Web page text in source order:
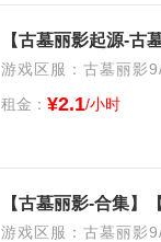
【古墓丽影起源-古
游戏区服：古墓丽影
租金： ¥2.1/小时
【古墓丽影-合集】
游戏区服：古墓丽影